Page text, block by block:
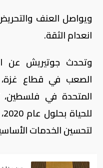
ويواصل العنف
انعدام الثقة.
وتحدث جوتيريش عن
الصعب في قطاع
المتحدة في فلسطين،
لتحسين الخدمات